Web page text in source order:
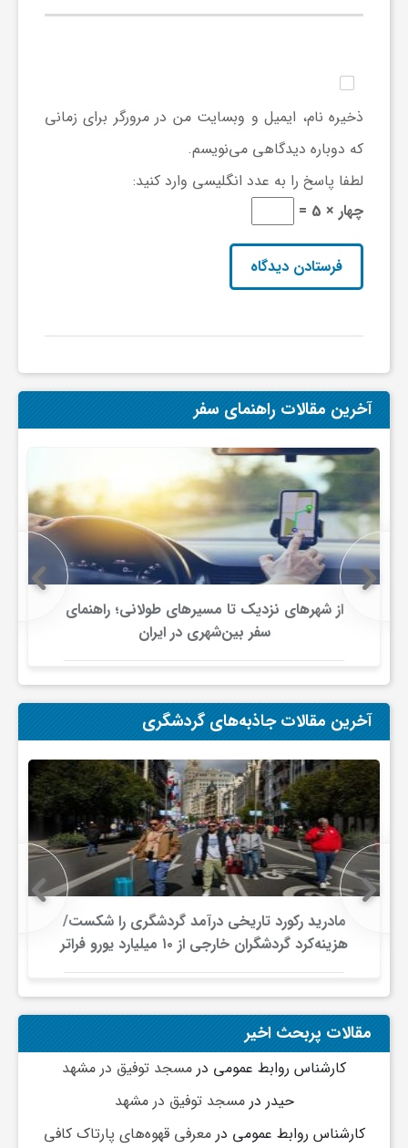
ذخیره نام، ایمیل و وبسایت من در مرورگر برای زمانی
که دوباره دیدگاهی می‌نویسم.
لطفا پاسخ را به عدد انگلیسی وارد کنید:
چهار × 5 =
آخرین مقالات راهنمای سفر
از شهرهای نزدیک تا مسیرهای طولانی؛ راهنمای
سفر بین‌شهری در ایران
آخرین مقالات جاذبه‌های گردشگری
مادرید رکورد تاریخی درآمد گردشگری را شکست/
هزینه‌کرد گردشگران خارجی از ۱۰ میلیارد یورو فراتر
رفت
مقالات پربحث اخیر
کارشناس روابط عمومی در مسجد توفیق در مشهد
حیدر درمسجد توفیق در مشهد
کارشناس روابط عمومی درمعرفی قهوه‌های پارتاک کافی